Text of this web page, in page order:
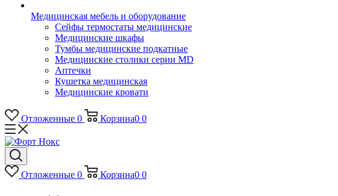
Медицинская мебель и оборудование
Сейфы термостаты медицинские
Медицинские шкафы
Тумбы медицинские подкатные
Медицинские столики серии MD
Аптечки
Кушетка медицинская
Медицинские кровати
Отложенные 0 Корзина0 0
Отложенные 0 Корзина0 0